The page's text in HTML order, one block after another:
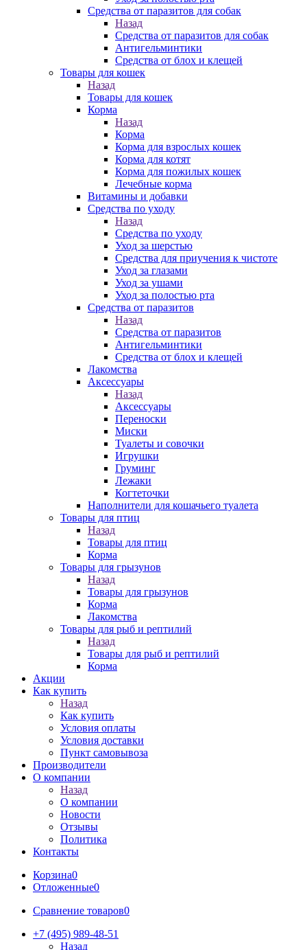
Средства от паразитов для собак
Назад
Средства от паразитов для собак
Антигельминтики
Средства от блох и клещей
Товары для кошек
Назад
Товары для кошек
Корма
Назад
Корма
Корма для взрослых кошек
Корма для котят
Корма для пожилых кошек
Лечебные корма
Витамины и добавки
Средства по уходу
Назад
Средства по уходу
Уход за шерстью
Средства для приучения к чистоте
Уход за глазами
Уход за ушами
Уход за полостью рта
Средства от паразитов
Назад
Средства от паразитов
Антигельминтики
Средства от блох и клещей
Лакомства
Аксессуары
Назад
Аксессуары
Переноски
Миски
Туалеты и совочки
Игрушки
Груминг
Лежаки
Когтеточки
Наполнители для кошачьего туалета
Товары для птиц
Назад
Товары для птиц
Корма
Товары для грызунов
Назад
Товары для грызунов
Корма
Лакомства
Товары для рыб и рептилий
Назад
Товары для рыб и рептилий
Корма
Акции
Как купить
Назад
Как купить
Условия оплаты
Условия доставки
Пункт самовывоза
Производители
О компании
Назад
О компании
Новости
Отзывы
Политика
Контакты
Корзина0
Отложенные0
Сравнение товаров0
+7 (495) 989-48-51
Назад